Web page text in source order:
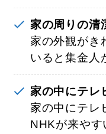
家の周りの清
家の外観がき
いると集金人
家の中にテレ
家の中にテレ
NHKが来やす